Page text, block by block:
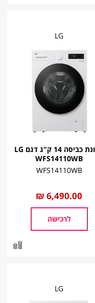
LG
מכונת כביסה 14 ק"ג דגם LG
WFS14110WB
WFS14110WB
החל
מ
6,490.00 ₪
לרכישה
LG